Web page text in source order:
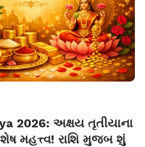
2026: અક્ષય તૃતીયાના
મહત્ત્વ! રાશિ મુજબ શું